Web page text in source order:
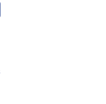
Problemas y